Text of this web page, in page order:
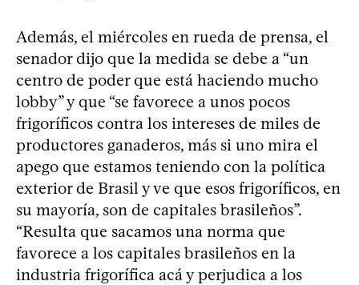
Además, el miércoles en rueda de prensa, el
senador dijo que la medida se debe a “un
centro de poder que está haciendo mucho
lobby” y que “se favorece a unos pocos
frigoríficos contra los intereses de miles de
productores ganaderos, más si uno mira el
apego que estamos teniendo con la política
exterior de Brasil y ve que esos frigoríficos, en
su mayoría, son de capitales brasileños”.
“Resulta que sacamos una norma que
favorece a los capitales brasileños en la
industria frigorífica acá y perjudica a los